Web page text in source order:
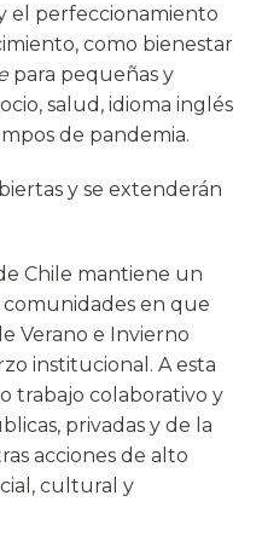
el perfeccionamiento
como bienestar
para pequeñas y
salud, idioma inglés
de pandemia.
y se extenderán
Chile mantiene un
en que
Verano e Invierno
institucional. A esta
trabajo colaborativo y
privadas y de la
acciones de alto
cultural y